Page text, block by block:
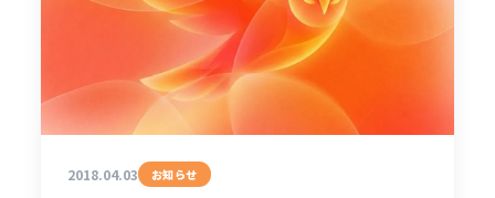
2018.04.03 お知らせ